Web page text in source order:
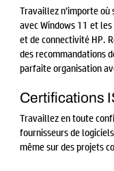
Travaillez n’importe
avec Windows 11 et
et de connectivité HP.
des recommandations
parfaite organisation
Certifications
Travaillez en toute
fournisseurs de
même sur des projets